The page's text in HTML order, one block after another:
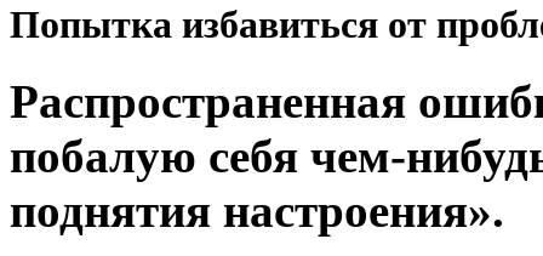
Попытка избавиться от
Распространенная
побалую себя чем-
поднятия настроения».